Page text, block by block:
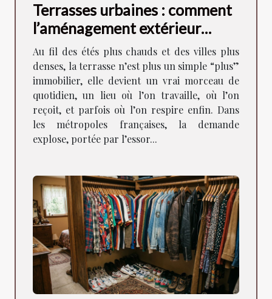
Terrasses urbaines : comment
l’aménagement extérieur
façonne la vie en ville
Au fil des étés plus chauds et des villes plus
denses, la terrasse n’est plus un simple “plus”
immobilier, elle devient un vrai morceau de
quotidien, un lieu où l’on travaille, où l’on
reçoit, et parfois où l’on respire enfin. Dans
les métropoles françaises, la demande
explose, portée par l’essor...